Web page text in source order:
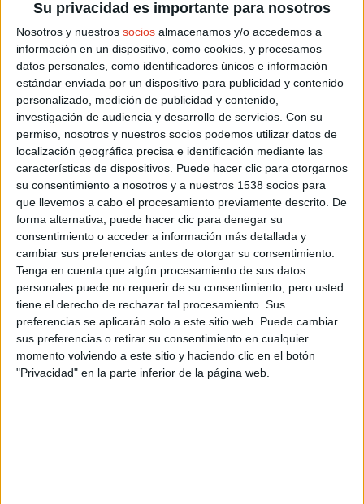
Su privacidad es importante para nosotros
Nosotros y nuestros socios almacenamos y/o accedemos a
información en un dispositivo, como cookies, y procesamos
datos personales, como identificadores únicos e información
estándar enviada por un dispositivo para publicidad y contenido
personalizado, medición de publicidad y contenido,
investigación de audiencia y desarrollo de servicios. Con su
permiso, nosotros y nuestros socios podemos utilizar datos de
localización geográfica precisa e identificación mediante las
características de dispositivos. Puede hacer clic para otorgarnos
su consentimiento a nosotros y a nuestros 1538 socios para
que llevemos a cabo el procesamiento previamente descrito. De
forma alternativa, puede hacer clic para denegar su
consentimiento o acceder a información más detallada y
cambiar sus preferencias antes de otorgar su consentimiento.
Tenga en cuenta que algún procesamiento de sus datos
personales puede no requerir de su consentimiento, pero usted
tiene el derecho de rechazar tal procesamiento. Sus
preferencias se aplicarán solo a este sitio web. Puede cambiar
sus preferencias o retirar su consentimiento en cualquier
momento volviendo a este sitio y haciendo clic en el botón
"Privacidad" en la parte inferior de la página web.
ACTUALIDAD Que hacer en la fase 1